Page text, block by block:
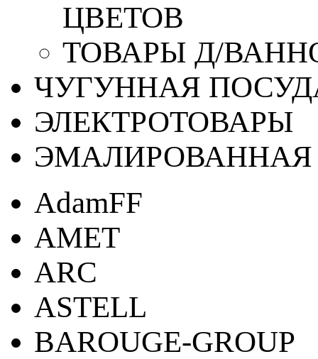
ЦВЕТОВ
ТОВАРЫ Д/
ЧУГУННАЯ
ЭЛЕКТРОТОВАРЫ
ЭМАЛИРОВАННАЯ
AdamFF
AMET
ARC
ASTELL
BAROUGE-GROUP